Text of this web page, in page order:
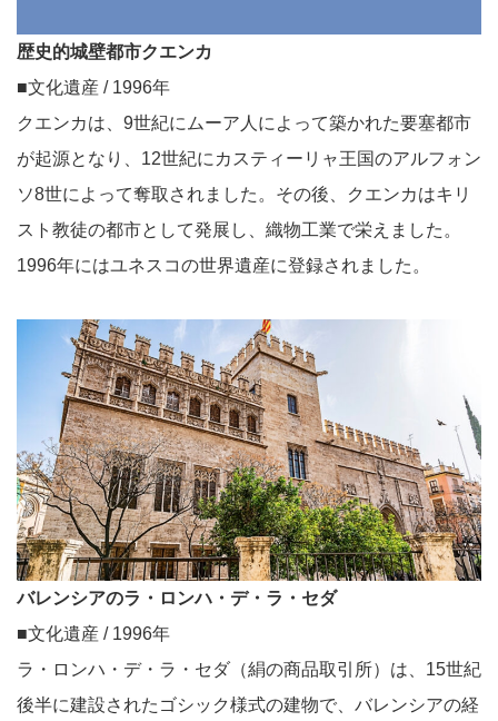
歴史的城壁都市クエンカ
■文化遺産 / 1996年
クエンカは、9世紀にムーア人によって築かれた要塞都市
が起源となり、12世紀にカスティーリャ王国のアルフォン
ソ8世によって奪取されました。その後、クエンカはキリ
スト教徒の都市として発展し、織物工業で栄えました。
1996年にはユネスコの世界遺産に登録されました。
バレンシアのラ・ロンハ・デ・ラ・セダ
■文化遺産 / 1996年
ラ・ロンハ・デ・ラ・セダ（絹の商品取引所）は、15世紀
後半に建設されたゴシック様式の建物で、バレンシアの経